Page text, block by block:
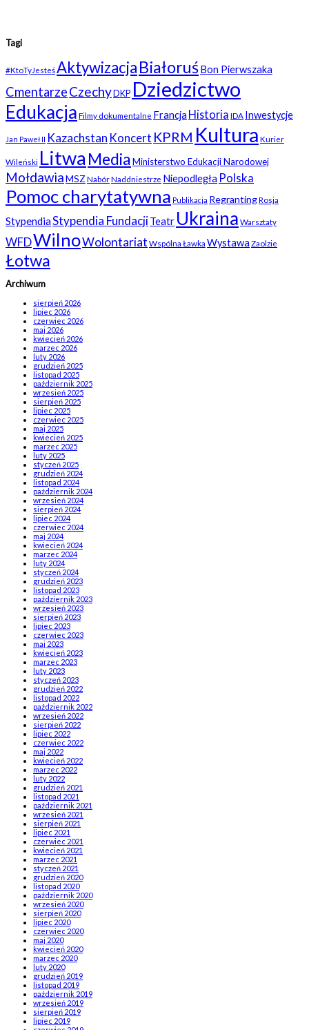
Tagi
#KtoTyJesteśAktywizacjaBiałoruśBon Pierwszaka
CmentarzeCzechyDKP Dziedzictwo
Edukacja Filmy dokumentalne Francja Historia IDA Inwestycje
Jan Paweł II Kazachstan Koncert KPRM Kultura Kurier
Wileński Litwa MediaMinisterstwo Edukacji Narodowej
MołdawiaMSZ NabórNaddniestrze Niepodległa Polska
Pomoc charytatywna Publikacja RegrantingRosja
StypendiaStypendia FundacjiTeatr Ukraina Warsztaty
WFDWilnoWolontariat Wspólna Ławka Wystawa Zaolzie
Łotwa
Archiwum
sierpień 2026
lipiec 2026
czerwiec 2026
maj 2026
kwiecień 2026
marzec 2026
luty 2026
grudzień 2025
listopad 2025
październik 2025
wrzesień 2025
sierpień 2025
lipiec 2025
czerwiec 2025
maj 2025
kwiecień 2025
marzec 2025
luty 2025
styczeń 2025
grudzień 2024
listopad 2024
październik 2024
wrzesień 2024
sierpień 2024
lipiec 2024
czerwiec 2024
maj 2024
kwiecień 2024
marzec 2024
luty 2024
styczeń 2024
grudzień 2023
listopad 2023
październik 2023
wrzesień 2023
sierpień 2023
lipiec 2023
czerwiec 2023
maj 2023
kwiecień 2023
marzec 2023
luty 2023
styczeń 2023
grudzień 2022
listopad 2022
październik 2022
wrzesień 2022
sierpień 2022
lipiec 2022
czerwiec 2022
maj 2022
kwiecień 2022
marzec 2022
luty 2022
grudzień 2021
listopad 2021
październik 2021
wrzesień 2021
sierpień 2021
lipiec 2021
czerwiec 2021
kwiecień 2021
marzec 2021
styczeń 2021
grudzień 2020
listopad 2020
październik 2020
wrzesień 2020
sierpień 2020
lipiec 2020
czerwiec 2020
maj 2020
kwiecień 2020
marzec 2020
luty 2020
grudzień 2019
listopad 2019
październik 2019
wrzesień 2019
sierpień 2019
lipiec 2019